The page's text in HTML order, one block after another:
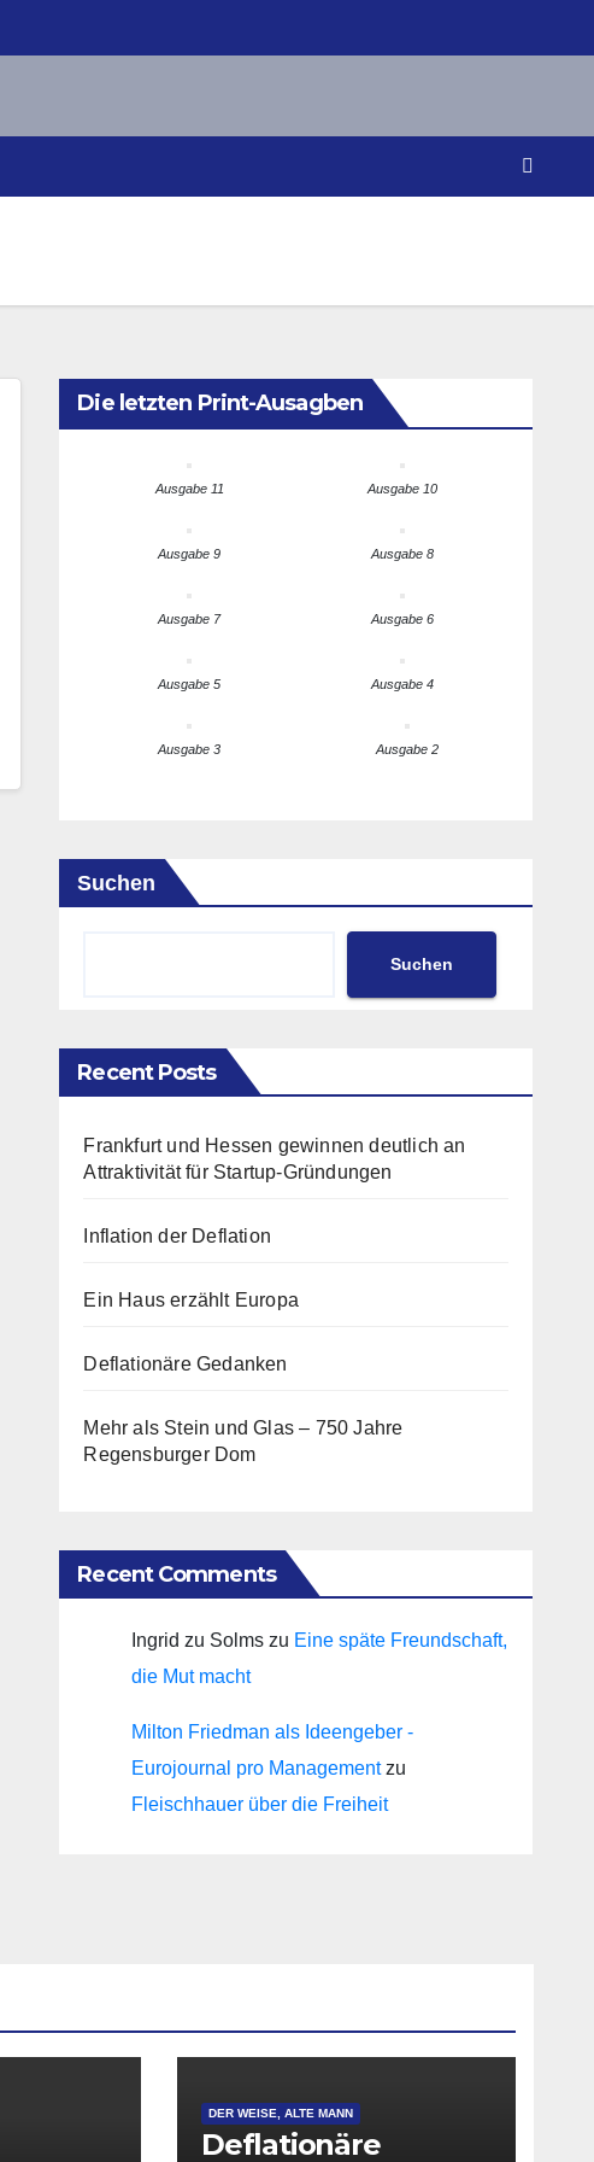
Die letzten Print-Ausagben
Ausgabe 11 Ausgabe 10
Ausgabe 9 Ausgabe 8
Ausgabe 7 Ausgabe 6
Ausgabe 5 Ausgabe 4
Ausgabe 3 Ausgabe 2
Suchen
Suchen
Recent Posts
Frankfurt und Hessen gewinnen deutlich an
Attraktivität für Startup-Gründungen
Inflation der Deflation
Ein Haus erzählt Europa
Deflationäre Gedanken
Mehr als Stein und Glas – 750 Jahre
Regensburger Dom
Recent Comments
Ingrid zu Solms zu Eine späte Freundschaft,
die Mut macht
Milton Friedman als Ideengeber -
Eurojournal pro Managementzu
Fleischhauer über die Freiheit
DER WEISE, ALTE MANN
Deflationäre